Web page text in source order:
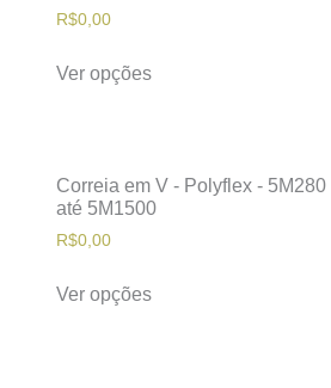
R$0,00
Ver opções
Correia em V - Polyflex - 5M280
até 5M1500
R$0,00
Ver opções